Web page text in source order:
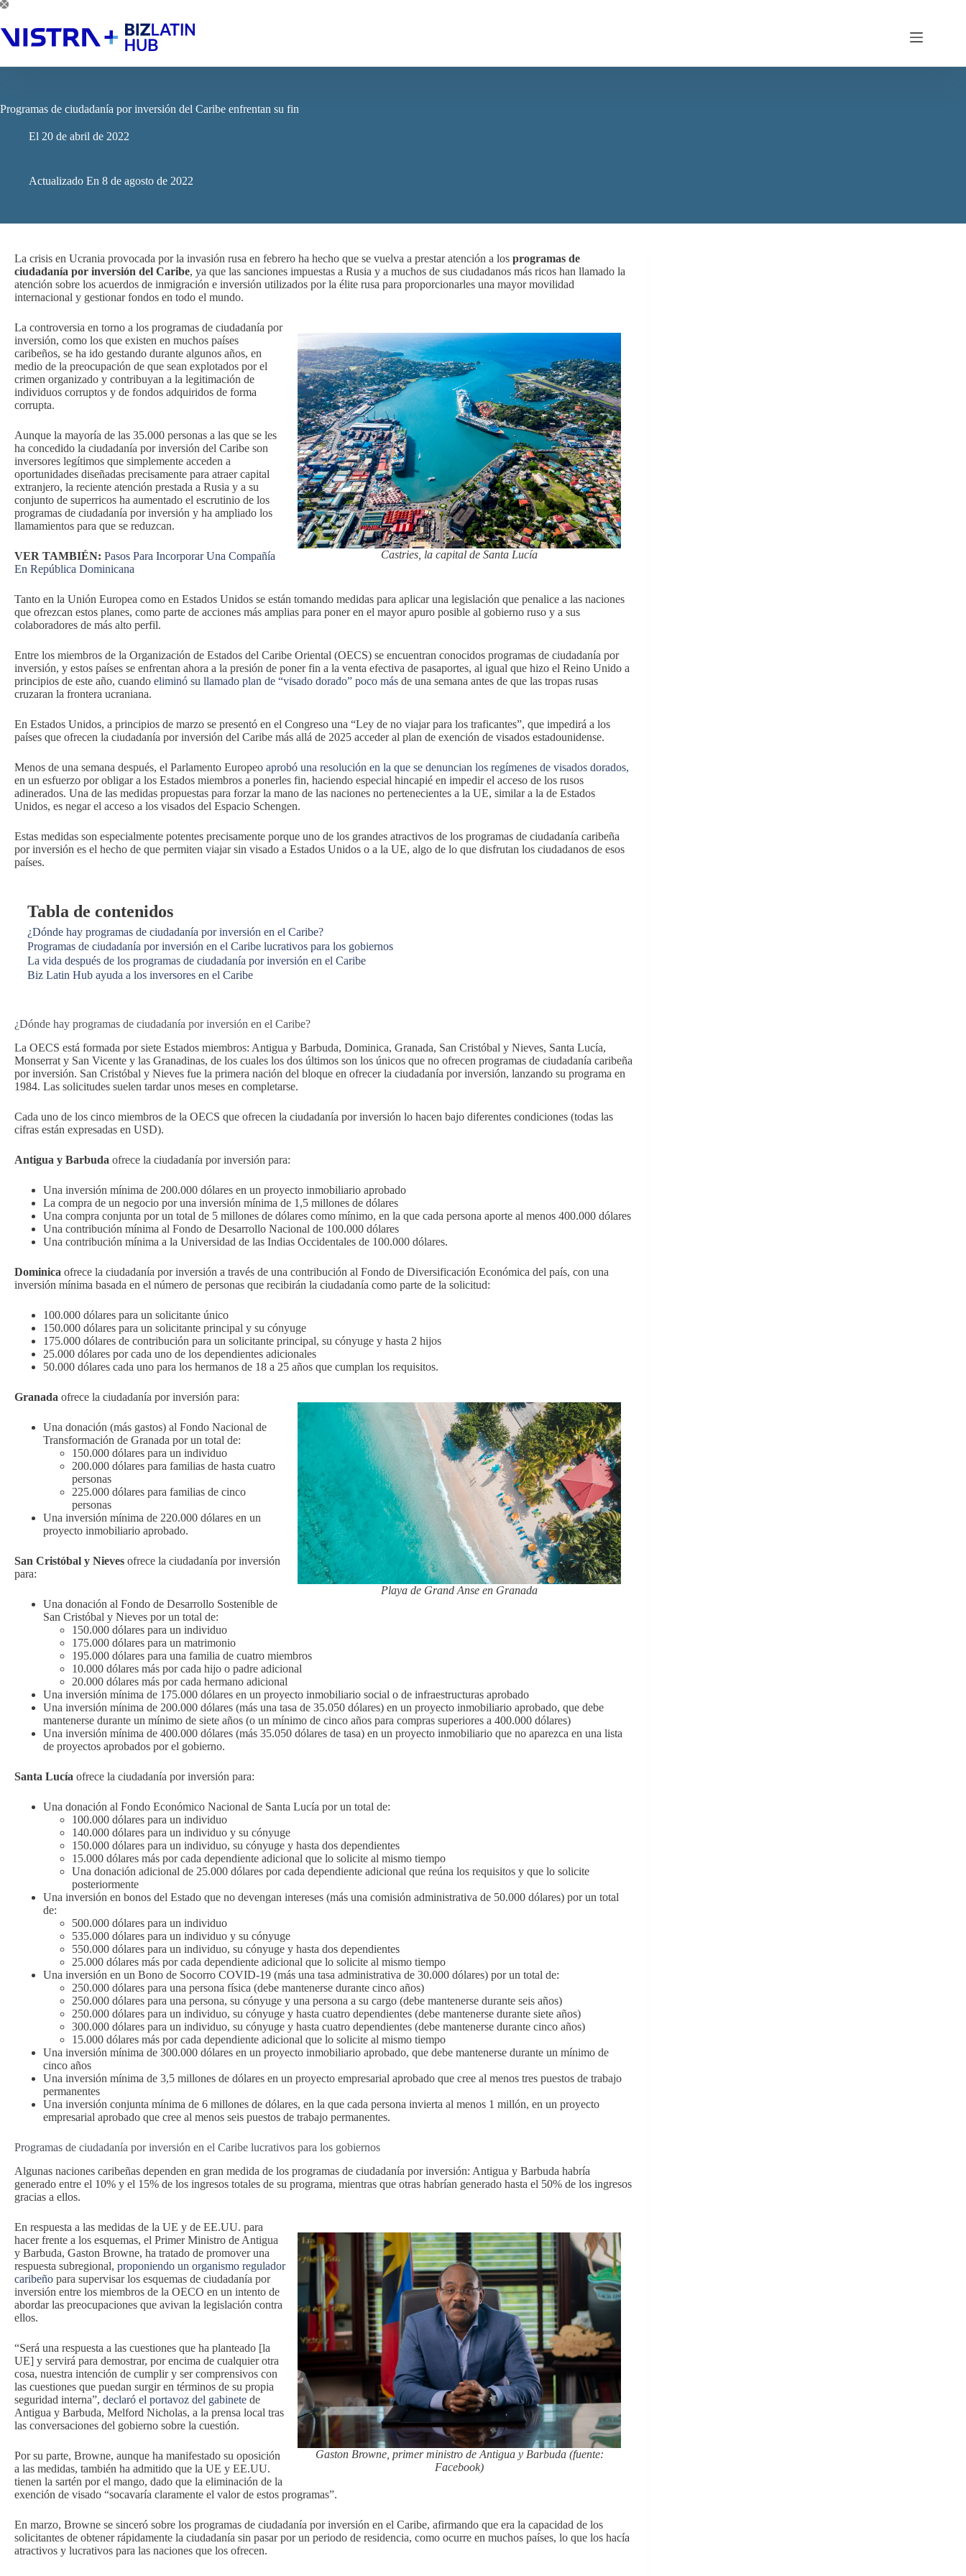
Saltar
contenido
Programas de ciudadanía por inversión del Caribe enfrentan su fin
El 20 de abril de 2022
Actualizado En 8 de agosto de 2022
La crisis en Ucrania provocada por la invasión rusa en febrero ha hecho que se vuelva a prestar atención a los programas de
ciudadanía por inversión del Caribe, ya que las sanciones impuestas a Rusia y a muchos de sus ciudadanos más ricos han llamado la
atención sobre los acuerdos de inmigración e inversión utilizados por la élite rusa para proporcionarles una mayor movilidad
internacional y gestionar fondos en todo el mundo.
Castries, la capital de Santa Lucía
La controversia en torno a los programas de ciudadanía por
inversión, como los que existen en muchos países
caribeños, se ha ido gestando durante algunos años, en
medio de la preocupación de que sean explotados por el
crimen organizado y contribuyan a la legitimación de
individuos corruptos y de fondos adquiridos de forma
corrupta.
Aunque la mayoría de las 35.000 personas a las que se les
ha concedido la ciudadanía por inversión del Caribe son
inversores legítimos que simplemente acceden a
oportunidades diseñadas precisamente para atraer capital
extranjero, la reciente atención prestada a Rusia y a su
conjunto de superricos ha aumentado el escrutinio de los
programas de ciudadanía por inversión y ha ampliado los
llamamientos para que se reduzcan.
VER TAMBIÉN: Pasos Para Incorporar Una Compañía
En República Dominicana
Tanto en la Unión Europea como en Estados Unidos se están tomando medidas para aplicar una legislación que penalice a las naciones
que ofrezcan estos planes, como parte de acciones más amplias para poner en el mayor apuro posible al gobierno ruso y a sus
colaboradores de más alto perfil.
Entre los miembros de la Organización de Estados del Caribe Oriental (OECS) se encuentran conocidos programas de ciudadanía por
inversión, y estos países se enfrentan ahora a la presión de poner fin a la venta efectiva de pasaportes, al igual que hizo el Reino Unido a
principios de este año, cuando eliminó su llamado plan de “visado dorado” poco más de una semana antes de que las tropas rusas
cruzaran la frontera ucraniana.
En Estados Unidos, a principios de marzo se presentó en el Congreso una “Ley de no viajar para los traficantes”, que impedirá a los
países que ofrecen la ciudadanía por inversión del Caribe más allá de 2025 acceder al plan de exención de visados estadounidense.
Menos de una semana después, el Parlamento Europeo aprobó una resolución en la que se denuncian los regímenes de visados dorados,
en un esfuerzo por obligar a los Estados miembros a ponerles fin, haciendo especial hincapié en impedir el acceso de los rusos
adinerados. Una de las medidas propuestas para forzar la mano de las naciones no pertenecientes a la UE, similar a la de Estados
Unidos, es negar el acceso a los visados del Espacio Schengen.
Estas medidas son especialmente potentes precisamente porque uno de los grandes atractivos de los programas de ciudadanía caribeña
por inversión es el hecho de que permiten viajar sin visado a Estados Unidos o a la UE, algo de lo que disfrutan los ciudadanos de esos
países.
Tabla de contenidos
¿Dónde hay programas de ciudadanía por inversión en el Caribe?
Programas de ciudadanía por inversión en el Caribe lucrativos para los gobiernos
La vida después de los programas de ciudadanía por inversión en el Caribe
Biz Latin Hub ayuda a los inversores en el Caribe
¿Dónde hay programas de ciudadanía por inversión en el Caribe?
La OECS está formada por siete Estados miembros: Antigua y Barbuda, Dominica, Granada, San Cristóbal y Nieves, Santa Lucía,
Monserrat y San Vicente y las Granadinas, de los cuales los dos últimos son los únicos que no ofrecen programas de ciudadanía caribeña
por inversión. San Cristóbal y Nieves fue la primera nación del bloque en ofrecer la ciudadanía por inversión, lanzando su programa en
1984. Las solicitudes suelen tardar unos meses en completarse.
Cada uno de los cinco miembros de la OECS que ofrecen la ciudadanía por inversión lo hacen bajo diferentes condiciones (todas las
cifras están expresadas en USD).
Antigua y Barbuda ofrece la ciudadanía por inversión para:
Una inversión mínima de 200.000 dólares en un proyecto inmobiliario aprobado
La compra de un negocio por una inversión mínima de 1,5 millones de dólares
Una compra conjunta por un total de 5 millones de dólares como mínimo, en la que cada persona aporte al menos 400.000 dólares
Una contribución mínima al Fondo de Desarrollo Nacional de 100.000 dólares
Una contribución mínima a la Universidad de las Indias Occidentales de 100.000 dólares.
Dominica ofrece la ciudadanía por inversión a través de una contribución al Fondo de Diversificación Económica del país, con una
inversión mínima basada en el número de personas que recibirán la ciudadanía como parte de la solicitud:
100.000 dólares para un solicitante único
150.000 dólares para un solicitante principal y su cónyuge
175.000 dólares de contribución para un solicitante principal, su cónyuge y hasta 2 hijos
25.000 dólares por cada uno de los dependientes adicionales
50.000 dólares cada uno para los hermanos de 18 a 25 años que cumplan los requisitos.
Playa de Grand Anse en Granada
Granada ofrece la ciudadanía por inversión para:
Una donación (más gastos) al Fondo Nacional de
Transformación de Granada por un total de:
150.000 dólares para un individuo
200.000 dólares para familias de hasta cuatro
personas
225.000 dólares para familias de cinco
personas
Una inversión mínima de 220.000 dólares en un
proyecto inmobiliario aprobado.
San Cristóbal y Nieves ofrece la ciudadanía por inversión
para:
Una donación al Fondo de Desarrollo Sostenible de
San Cristóbal y Nieves por un total de:
150.000 dólares para un individuo
175.000 dólares para un matrimonio
195.000 dólares para una familia de cuatro miembros
10.000 dólares más por cada hijo o padre adicional
20.000 dólares más por cada hermano adicional
Una inversión mínima de 175.000 dólares en un proyecto inmobiliario social o de infraestructuras aprobado
Una inversión mínima de 200.000 dólares (más una tasa de 35.050 dólares) en un proyecto inmobiliario aprobado, que debe
mantenerse durante un mínimo de siete años (o un mínimo de cinco años para compras superiores a 400.000 dólares)
Una inversión mínima de 400.000 dólares (más 35.050 dólares de tasa) en un proyecto inmobiliario que no aparezca en una lista
de proyectos aprobados por el gobierno.
Santa Lucía ofrece la ciudadanía por inversión para:
Una donación al Fondo Económico Nacional de Santa Lucía por un total de:
100.000 dólares para un individuo
140.000 dólares para un individuo y su cónyuge
150.000 dólares para un individuo, su cónyuge y hasta dos dependientes
15.000 dólares más por cada dependiente adicional que lo solicite al mismo tiempo
Una donación adicional de 25.000 dólares por cada dependiente adicional que reúna los requisitos y que lo solicite
posteriormente
Una inversión en bonos del Estado que no devengan intereses (más una comisión administrativa de 50.000 dólares) por un total
de:
500.000 dólares para un individuo
535.000 dólares para un individuo y su cónyuge
550.000 dólares para un individuo, su cónyuge y hasta dos dependientes
25.000 dólares más por cada dependiente adicional que lo solicite al mismo tiempo
Una inversión en un Bono de Socorro COVID-19 (más una tasa administrativa de 30.000 dólares) por un total de:
250.000 dólares para una persona física (debe mantenerse durante cinco años)
250.000 dólares para una persona, su cónyuge y una persona a su cargo (debe mantenerse durante seis años)
250.000 dólares para un individuo, su cónyuge y hasta cuatro dependientes (debe mantenerse durante siete años)
300.000 dólares para un individuo, su cónyuge y hasta cuatro dependientes (debe mantenerse durante cinco años)
15.000 dólares más por cada dependiente adicional que lo solicite al mismo tiempo
Una inversión mínima de 300.000 dólares en un proyecto inmobiliario aprobado, que debe mantenerse durante un mínimo de
cinco años
Una inversión mínima de 3,5 millones de dólares en un proyecto empresarial aprobado que cree al menos tres puestos de trabajo
permanentes
Una inversión conjunta mínima de 6 millones de dólares, en la que cada persona invierta al menos 1 millón, en un proyecto
empresarial aprobado que cree al menos seis puestos de trabajo permanentes.
Programas de ciudadanía por inversión en el Caribe lucrativos para los gobiernos
Algunas naciones caribeñas dependen en gran medida de los programas de ciudadanía por inversión: Antigua y Barbuda habría
generado entre el 10% y el 15% de los ingresos totales de su programa, mientras que otras habrían generado hasta el 50% de los ingresos
gracias a ellos.
Gaston Browne, primer ministro de Antigua y Barbuda (fuente:
Facebook)
En respuesta a las medidas de la UE y de EE.UU. para
hacer frente a los esquemas, el Primer Ministro de Antigua
y Barbuda, Gaston Browne, ha tratado de promover una
respuesta subregional, proponiendo un organismo regulador
caribeño para supervisar los esquemas de ciudadanía por
inversión entre los miembros de la OECO en un intento de
abordar las preocupaciones que avivan la legislación contra
ellos.
“Será una respuesta a las cuestiones que ha planteado [la
UE] y servirá para demostrar, por encima de cualquier otra
cosa, nuestra intención de cumplir y ser comprensivos con
las cuestiones que puedan surgir en términos de su propia
seguridad interna”, declaró el portavoz del gabinete de
Antigua y Barbuda, Melford Nicholas, a la prensa local tras
las conversaciones del gobierno sobre la cuestión.
Por su parte, Browne, aunque ha manifestado su oposición
a las medidas, también ha admitido que la UE y EE.UU.
tienen la sartén por el mango, dado que la eliminación de la
exención de visado “socavaría claramente el valor de estos programas”.
En marzo, Browne se sinceró sobre los programas de ciudadanía por inversión en el Caribe, afirmando que era la capacidad de los
solicitantes de obtener rápidamente la ciudadanía sin pasar por un periodo de residencia, como ocurre en muchos países, lo que los hacía
atractivos y lucrativos para las naciones que los ofrecen.